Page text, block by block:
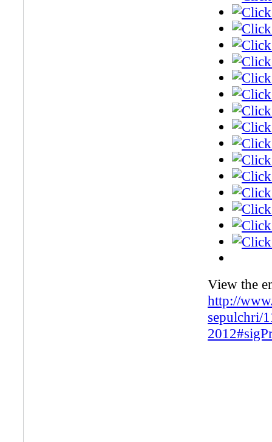
View the
http://
sepulchri/